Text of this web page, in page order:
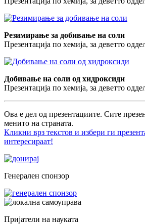
Резимирање за добивање на соли
Презентација по хемија, за деветто
Добивање на соли од хидроксиди
Презентација по хемија, за деветто
Ова е дел од презентациите. Сите
менито на страната.
Кликни врз текстов и избери ги
интересираат!
Генерален спонзор
Пријатели на науката